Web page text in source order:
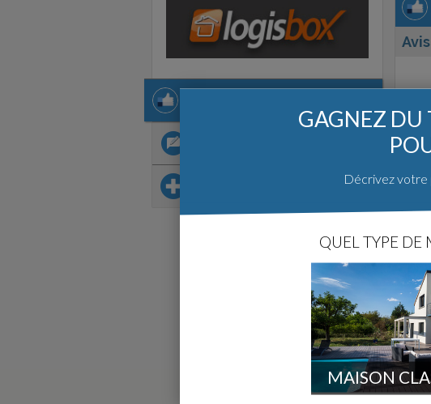
Var
GAGNEZ DU
Décrivez votre
QUEL TYPE DE
MAISON